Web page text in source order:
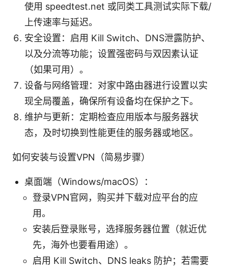
使用 speedtest.net 或同类工具测试实际下载/
上传速率与延迟。
安全设置：启用 Kill Switch、DNS泄露防护、
以及分流等功能；设置强密码与双因素认证
（如果可用）。
设备与网络管理：对家中路由器进行设置以实
现全局覆盖，确保所有设备均在保护之下。
维护与更新：定期检查应用版本与服务器状
态，及时切换到性能更佳的服务器或地区。
如何安装与设置VPN（简易步骤）
桌面端（Windows/macOS）：
登录VPN官网，购买并下载对应平台的应
用。
安装后登录账号，选择服务器位置（就近优
先，海外也要看用途）。
启用 Kill Switch、DNS leaks 防护；若需要